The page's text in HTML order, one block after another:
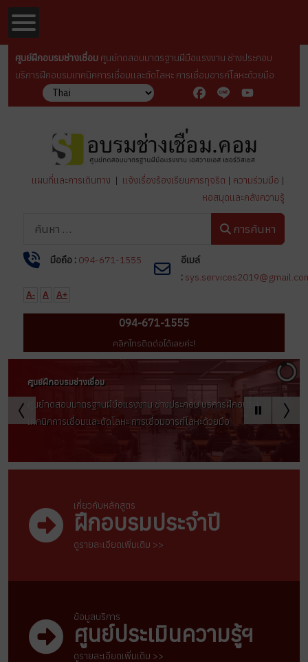
ศูนย์ฝึกอบรมช่างเชื่อม ศูนย์ทดสอบมาตรฐานฝีมือเเรงงาน ช่างประกอบ
บริการฝึกอบรมเทคนิคการเชื่อมเเละตัดโลหะ การเชื่อมอารก์โลหะด้วยมือ
Facebook
Line YouTube
แผนที่และการเดินทาง | แจ้งเรื่องร้องเรียนการทุจริต | ความร่วมมือ |
หอสมุดและคลังความรู้
การค้นหา
มือถือ : 094-671-1555
อีเมล์
:
A- A A+
094-671-1555
คลิกโทรติดต่อได้เลยค่ะ!
เกี่ยวกับหลักสูตร
ฝึกอบรมประจำปี
ดูรายละเอียดเพิ่มเติม >>
ข้อมูลบริการ
ศูนย์ประเมินความรู้ฯ
ดูรายละเอียดเพิ่มเติม >>